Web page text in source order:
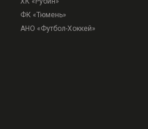
ФК «Тюмень»
АНО «Футбол-Хоккей»